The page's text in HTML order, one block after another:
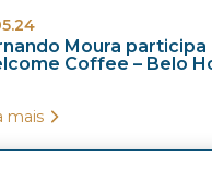
Moura participa
Coffee – Belo
mais